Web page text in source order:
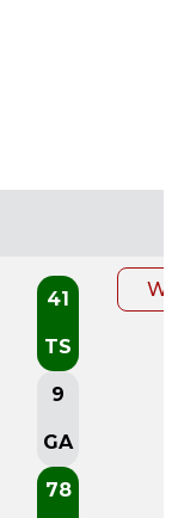
41
TS
9
GA
78